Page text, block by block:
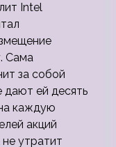
Intel
Сама
за собой
дают ей десять
каждую
акций
утратит